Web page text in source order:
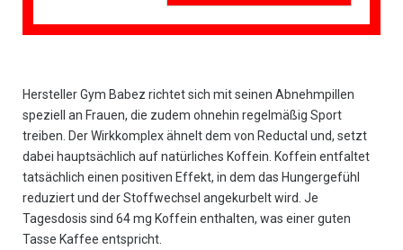
Hersteller Gym Babez richtet sich mit seinen Abnehmpillen
speziell an Frauen, die zudem ohnehin regelmäßig Sport
treiben. Der Wirkkomplex ähnelt dem von Reductal und, setzt
dabei hauptsächlich auf natürliches Koffein. Koffein entfaltet
tatsächlich einen positiven Effekt, in dem das Hungergefühl
reduziert und der Stoffwechsel angekurbelt wird. Je
Tagesdosis sind 64 mg Koffein enthalten, was einer guten
Tasse Kaffee entspricht.